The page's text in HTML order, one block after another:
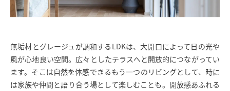
無垢材とグレージュが調和するLDKは、大開口によって日の光や
風が心地良い空間。広々としたテラスへと開放的につながってい
ます。そこは自然を体感できるもう一つのリビングとして、時に
は家族や仲間と語り合う場として楽しむことも。開放感あふれる